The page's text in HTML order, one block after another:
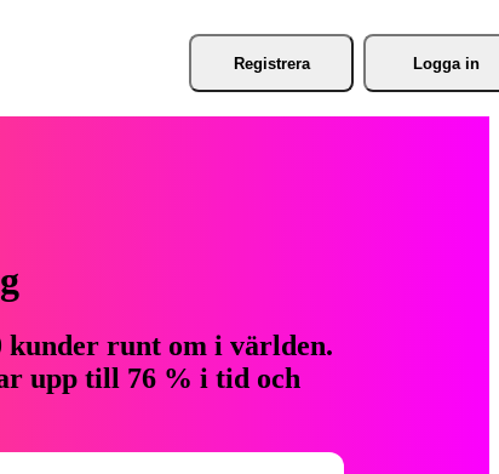
Registrera Logga in
kunder runt om i världen.
upp till 76 % i tid och